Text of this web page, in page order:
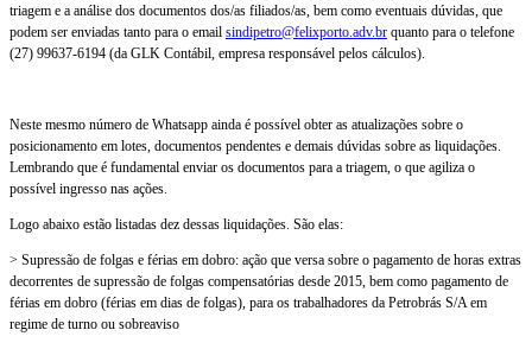
triagem e a análise dos documentos dos/as filiados/as, bem como eventuais dúvidas, que
podem ser enviadas tanto para o email sindipetro@felixporto.adv.br quanto para o telefone
(27) 99637-6194 (da GLK Contábil, empresa responsável pelos cálculos).
Neste mesmo número de Whatsapp ainda é possível obter as atualizações sobre o
posicionamento em lotes, documentos pendentes e demais dúvidas sobre as liquidações.
Lembrando que é fundamental enviar os documentos para a triagem, o que agiliza o
possível ingresso nas ações.
Logo abaixo estão listadas dez dessas liquidações. São elas:
> Supressão de folgas e férias em dobro: ação que versa sobre o pagamento de horas extras
decorrentes de supressão de folgas compensatórias desde 2015, bem como pagamento de
férias em dobro (férias em dias de folgas), para os trabalhadores da Petrobrás S/A em
regime de turno ou sobreaviso